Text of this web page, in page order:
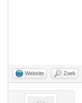
Website Zoek